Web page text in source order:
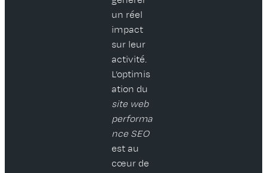
un réel
impact
sur leur
activité.
L’optimis
ation du
site web
performa
nce SEO
est au
cœur de